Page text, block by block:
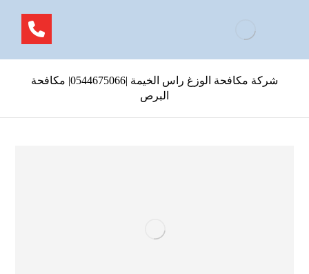
شركة مكافحة الوزغ راس الخيمة |0544675066| مكافحة
البرص